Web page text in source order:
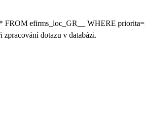
FROM efirms_loc_GR__ WHERE
zpracování dotazu v databázi.